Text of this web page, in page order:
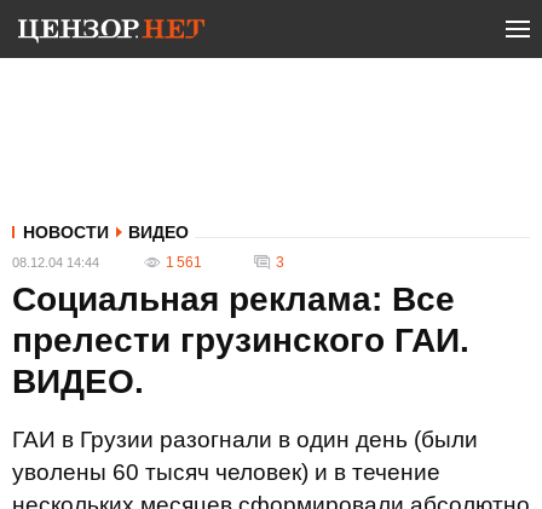
НОВОСТИ ВИДЕО
08.12.04 14:44 1 561 3
Социальная реклама: Все
прелести грузинского ГАИ.
ВИДЕО.
ГАИ в Грузии разогнали в один день (были
уволены 60 тысяч человек) и в течение